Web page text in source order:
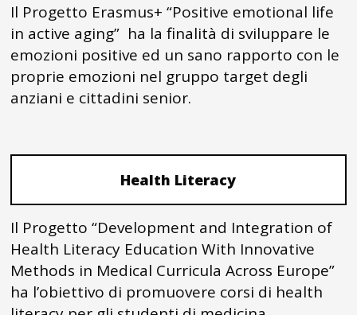
Il Progetto Erasmus+ “Positive emotional life
in active aging” ha la finalità di sviluppare le
emozioni positive ed un sano rapporto con le
proprie emozioni nel gruppo target degli
anziani e cittadini senior.
Health Literacy
Il Progetto “Development and Integration of
Health Literacy Education With Innovative
Methods in Medical Curricula Across Europe”
ha l’obiettivo di promuovere corsi di health